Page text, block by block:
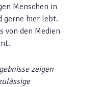
Menschen in
gerne hier lebt.
von den Medien
zeigen